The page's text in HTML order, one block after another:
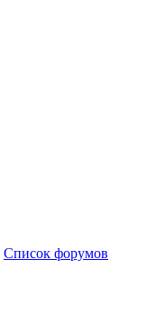
Список форумов